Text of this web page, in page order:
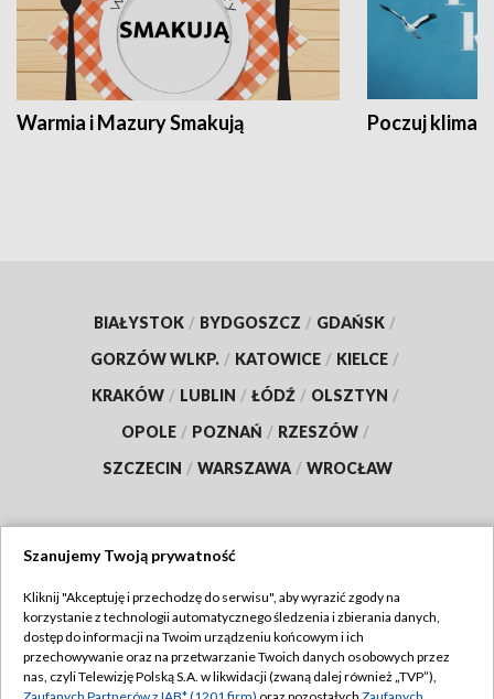
Warmia i Mazury Smakują Poczuj klimat
BIAŁYSTOK / BYDGOSZCZ / GDAŃSK /
GORZÓW WLKP. / KATOWICE / KIELCE /
KRAKÓW / LUBLIN / ŁÓDŹ / OLSZTYN /
OPOLE / POZNAŃ / RZESZÓW /
SZCZECIN / WARSZAWA / WROCŁAW
TVP
Abonament TVP
Emisja w TVP
Regulamin TVP
Szanujemy Twoją prywatność
Kliknij "Akceptuję i przechodzę do serwisu", aby wyrazić zgody na
korzystanie z technologii automatycznego śledzenia i zbierania danych,
dostęp do informacji na Twoim urządzeniu końcowym i ich
przechowywanie oraz na przetwarzanie Twoich danych osobowych przez
nas, czyli Telewizję Polską S.A. w likwidacji (zwaną dalej również „TVP”),